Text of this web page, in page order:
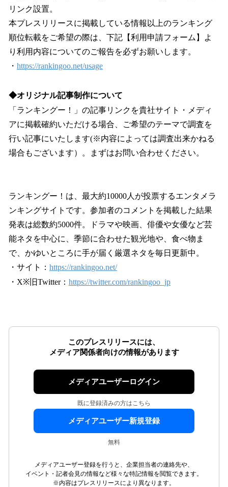
リンク設置。
本プレスリリースに掲載している情報以上のランキング
順位転載をご希望の際は、下記【利用申請フォーム】よ
り利用内容についてのご報告を必ずお願いします。
・ https://rankingoo.net/usage
◆オリジナル記事制作について
「ランキングー！」の記事リンクを貴社サイト・メディ
アに掲載確約いただける場合、ご希望のテーマで調査を
行い記事にいたします(※内容によっては調査出来かねる
場合もございます）。まずはお問い合わせください。
ランキングー！は、最大約10000人が投票するエンタメラ
ンキングサイトです。参加者のコメントを掲載した結果
発表は総数約5000件。ドラマや映画、俳優や女優など芸
能ネタを中心に、季節に合わせた観光地や、食べ物ま
で、かゆいところに手が届く厳選ネタを毎日更新中。
・サイト： https://rankingoo.net/
・X※旧Twitter： https://twitter.com/rankingoo_jp
このプレスリリースには、
メディア関係者向けの情報があります
メディアユーザーログイン
既に登録済みの方はこちら
メディアユーザー新規登録
無料
メディアユーザー登録を行うと、企業担当者の連絡先や、
イベント・記者会見の情報など様々な特記情報を閲覧できます。
※内容はプレスリリースにより異なります。